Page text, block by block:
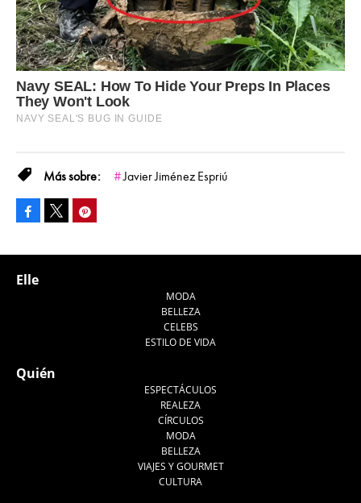
Javier Jiménez Espriú
Facebook
Elle
MODA
BELLEZA
CELEBS
ESTILO DE VIDA
Quién
ESPECTÁCULOS
REALEZA
CÍRCULOS
MODA
BELLEZA
VIAJES Y GOURMET
CULTURA